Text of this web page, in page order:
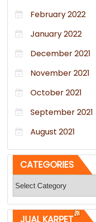
February 2022
January 2022
December 2021
November 2021
October 2021
September 2021
August 2021
CATEGORIES
JUAL KARPET